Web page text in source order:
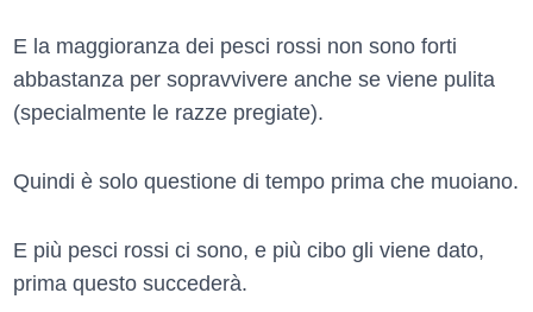
E la maggioranza dei pesci rossi non sono forti
abbastanza per sopravvivere anche se viene pulita
(specialmente le razze pregiate).
Quindi è solo questione di tempo prima che muoiano.
E più pesci rossi ci sono, e più cibo gli viene dato,
prima questo succederà.